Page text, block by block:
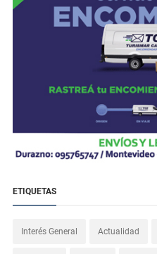
ETIQUETAS
Interés General Actualidad